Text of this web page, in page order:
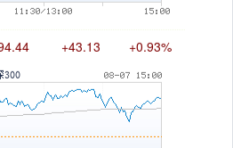
+43.13 +0.93%